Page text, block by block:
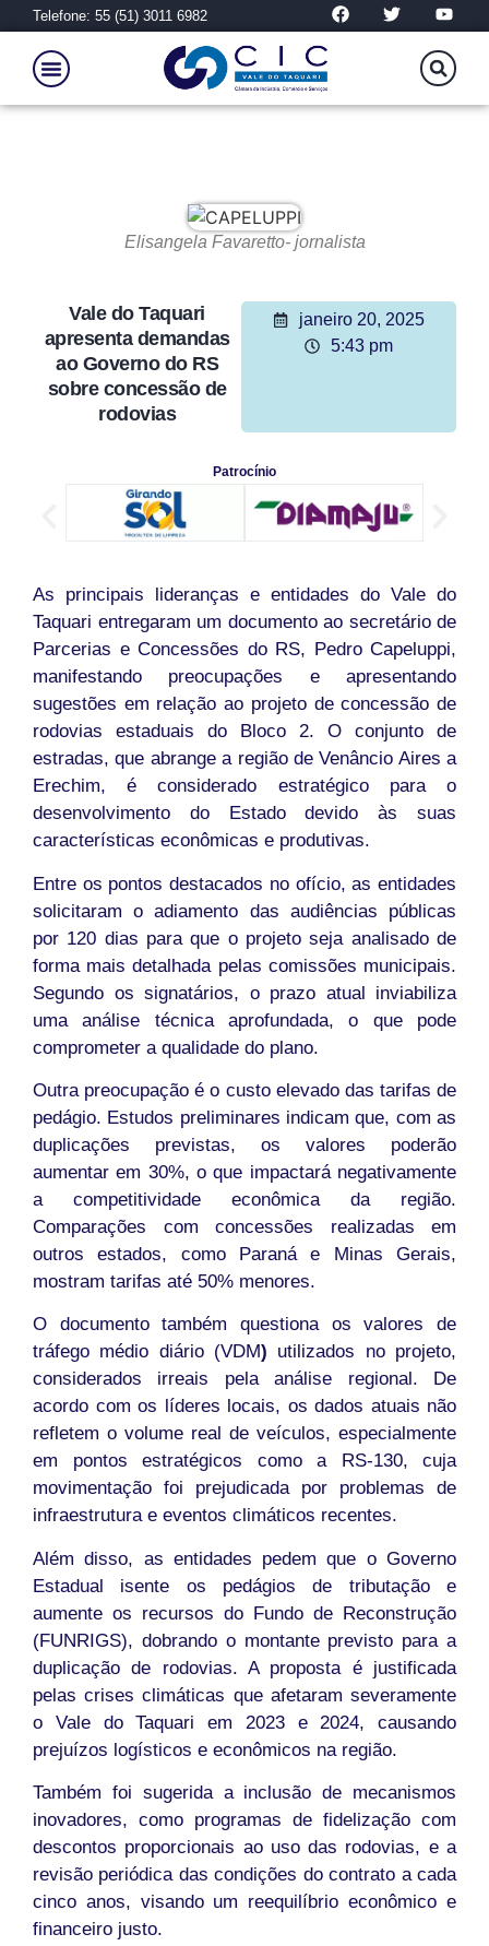
Telefone: 55 (51) 3011 6982
Elisangela Favaretto- jornalista
Vale do Taquari
apresenta demandas
ao Governo do RS
sobre concessão de
rodovias
janeiro 20, 2025
5:43 pm
Patrocínio
As principais lideranças e entidades do Vale do
Taquari entregaram um documento ao secretário de
Parcerias e Concessões do RS, Pedro Capeluppi,
manifestando preocupações e apresentando
sugestões em relação ao projeto de concessão de
rodovias estaduais do Bloco 2. O conjunto de
estradas, que abrange a região de Venâncio Aires a
Erechim, é considerado estratégico para o
desenvolvimento do Estado devido às suas
características econômicas e produtivas.
Entre os pontos destacados no ofício, as entidades
solicitaram o adiamento das audiências públicas
por 120 dias para que o projeto seja analisado de
forma mais detalhada pelas comissões municipais.
Segundo os signatários, o prazo atual inviabiliza
uma análise técnica aprofundada, o que pode
comprometer a qualidade do plano.
Outra preocupação é o custo elevado das tarifas de
pedágio. Estudos preliminares indicam que, com as
duplicações previstas, os valores poderão
aumentar em 30%, o que impactará negativamente
a competitividade econômica da região.
Comparações com concessões realizadas em
outros estados, como Paraná e Minas Gerais,
mostram tarifas até 50% menores.
O documento também questiona os valores de
tráfego médio diário (VDM) utilizados no projeto,
considerados irreais pela análise regional. De
acordo com os líderes locais, os dados atuais não
refletem o volume real de veículos, especialmente
em pontos estratégicos como a RS-130, cuja
movimentação foi prejudicada por problemas de
infraestrutura e eventos climáticos recentes.
Além disso, as entidades pedem que o Governo
Estadual isente os pedágios de tributação e
aumente os recursos do Fundo de Reconstrução
(FUNRIGS), dobrando o montante previsto para a
duplicação de rodovias. A proposta é justificada
pelas crises climáticas que afetaram severamente
o Vale do Taquari em 2023 e 2024, causando
prejuízos logísticos e econômicos na região.
Também foi sugerida a inclusão de mecanismos
inovadores, como programas de fidelização com
descontos proporcionais ao uso das rodovias, e a
revisão periódica das condições do contrato a cada
cinco anos, visando um reequilíbrio econômico e
financeiro justo.